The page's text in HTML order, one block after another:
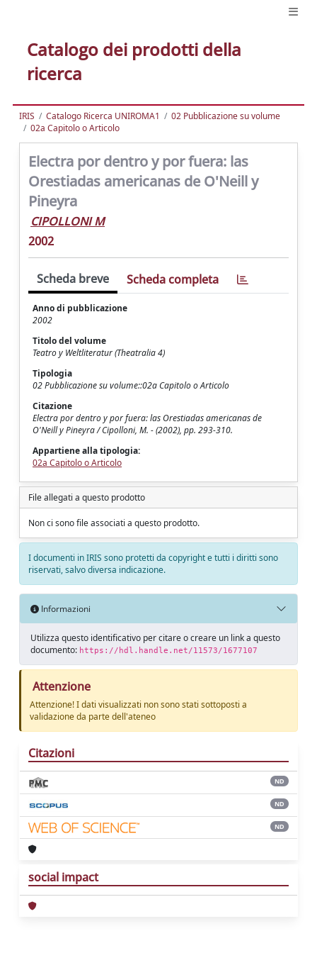
Catalogo dei prodotti della
ricerca
IRIS Catalogo Ricerca UNIROMA1
02 Pubblicazione su volume
02a Capitolo o Articolo
Electra por dentro y por fuera: las
Orestiadas americanas de O'Neill y
Pineyra
CIPOLLONI M
2002
Scheda breve Scheda completa
Anno di pubblicazione
2002
Titolo del volume
Teatro y Weltliteratur (Theatralia 4)
Tipologia
02 Pubblicazione su volume::02a Capitolo o Articolo
Citazione
Electra por dentro y por fuera: las Orestiadas americanas de
O'Neill y Pineyra / Cipolloni, M. - (2002), pp. 293-310.
Appartiene alla tipologia:
02a Capitolo o Articolo
File allegati a questo prodotto
Non ci sono file associati a questo prodotto.
I documenti in IRIS sono protetti da copyright e tutti i diritti sono
riservati, salvo diversa indicazione.
Informazioni
Utilizza questo identificativo per citare o creare un link a questo
documento: https://hdl.handle.net/11573/1677107
Attenzione
Attenzione! I dati visualizzati non sono stati sottoposti a
validazione da parte dell'ateneo
Citazioni
ND
ND
ND
social impact